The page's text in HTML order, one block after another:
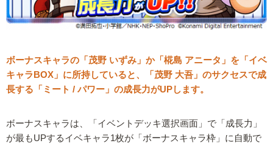
ボーナスキャラの「茂野 いずみ」か「椛島 アニータ」を「イベ
キャラBOX」に所持していると、「茂野 大吾」のサクセスで成
長する「ミート / パワー」の成長力がUPします。
ボーナスキャラは、「イベントデッキ選択画面」で「成長力」
が最もUPするイベキャラ1枚が「ボーナスキャラ枠」に自動で